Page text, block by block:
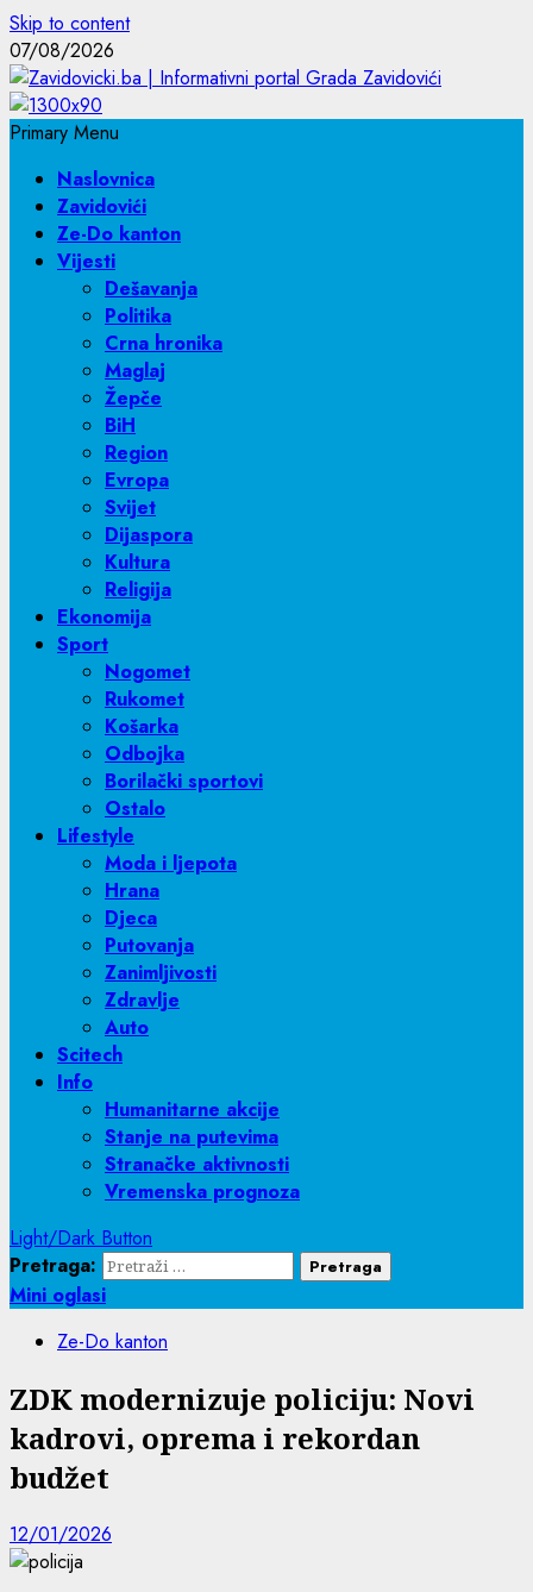
Skip to content
07/08/2026
Primary Menu
Naslovnica
Zavidovići
Ze-Do kanton
Vijesti
Dešavanja
Politika
Crna hronika
Maglaj
Žepče
BiH
Region
Evropa
Svijet
Dijaspora
Kultura
Religija
Ekonomija
Sport
Nogomet
Rukomet
Košarka
Odbojka
Borilački sportovi
Ostalo
Lifestyle
Moda i ljepota
Hrana
Djeca
Putovanja
Zanimljivosti
Zdravlje
Auto
Scitech
Info
Humanitarne akcije
Stanje na putevima
Stranačke aktivnosti
Vremenska prognoza
Light/Dark Button
Pretraga:
Mini oglasi
Ze-Do kanton
ZDK modernizuje policiju: Novi
kadrovi, oprema i rekordan
budžet
12/01/2026